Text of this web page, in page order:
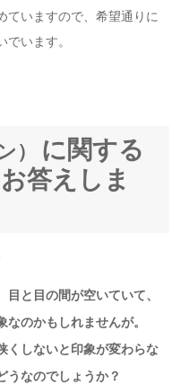
ていますので、希望通りに
います。
）
に関する
答えしま
と目の間が空いていて、
のかもしれませんが。
くしないと印象が変わらな
うなのでしょうか？